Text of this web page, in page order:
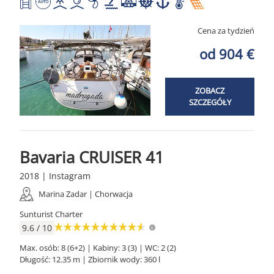
Cena za tydzień
od 904 €
ZOBACZ
SZCZEGÓŁY
Bavaria CRUISER 41
2018 | Instagram
Marina Zadar | Chorwacja
Sunturist Charter
9.6 / 10
Max. osób: 8 (6+2) | Kabiny: 3 (3) | WC: 2 (2)
Długość: 12.35 m | Zbiornik wody: 360 l